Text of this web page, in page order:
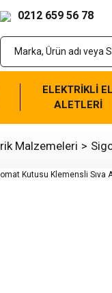
0212 659 56 78
ELEKTRİKLİ EL
ALETLERİ
Malzemeleri